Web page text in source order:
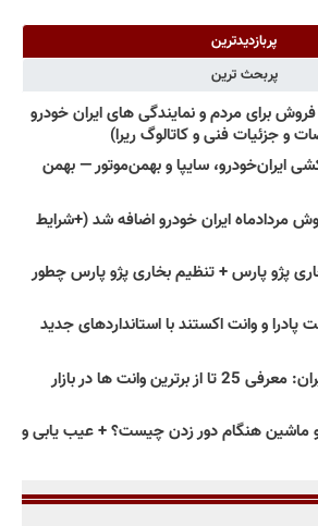
پربازدیدترین
پربحث ترین
فروش برای مردم و نمایندگی های ایران خودرو
جزئیات فنی و کاتالوگ ریرا)
ایران‌خودرو، سایپا و بهمن‌موتور — بهمن
مردادماه ایران خودرو اضافه شد (+شرایط
پژو پارس + تنظیم بخاری پژو پارس چطور
پادرا و وانت اکستند با استانداردهای جدید
بهترین وانت ها در ایران: معرفی 25 تا از برترین وانت ها در بازار
هنگام دور زدن چیست؟ + عیب یابی و